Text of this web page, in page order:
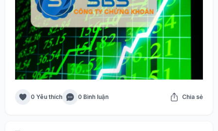
0 Yêu thích 0 Bình luận Chia sẻ